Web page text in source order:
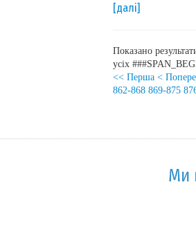
[далі]
Показано
усіх
<< Перша <
862-868 869-875
Ми